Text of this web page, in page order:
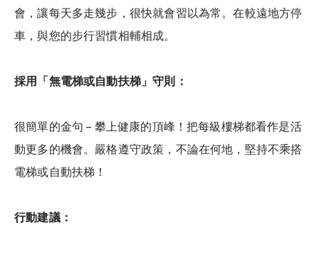
會，讓每天多走幾步，很快就會習以為常。在較遠地方停
車，與您的步行習慣相輔相成。
採用「無電梯或自動扶梯」守則：
很簡單的金句 – 攀上健康的頂峰！把每級樓梯都看作是活
動更多的機會。嚴格遵守政策，不論在何地，堅持不乘搭
電梯或自動扶梯！
行動建議：